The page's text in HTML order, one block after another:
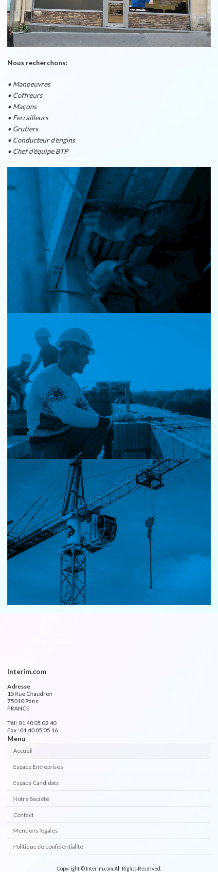
Nous recherchons:
• Manoeuvres
• Coffreurs
• Maçons
• Ferrailleurs
• Grutiers
• Conducteur d'engins
• Chef d'équipe BTP
Interim.com
Adresse
15 Rue Chaudron
75010 Paris
FRANCE
Tél : 01 40 05 02 40
Fax : 01 40 05 05 16
Menu
Accueil
Espace Entreprises
Espace Candidats
Notre Société
Contact
Mentions légales
Politique de confidentialité
Copyright © Interim.com All Rights Reserved.